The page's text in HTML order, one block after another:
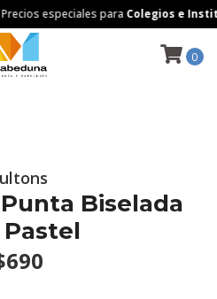
Precios especiales paraColegios e
0
Biselada
Pastel